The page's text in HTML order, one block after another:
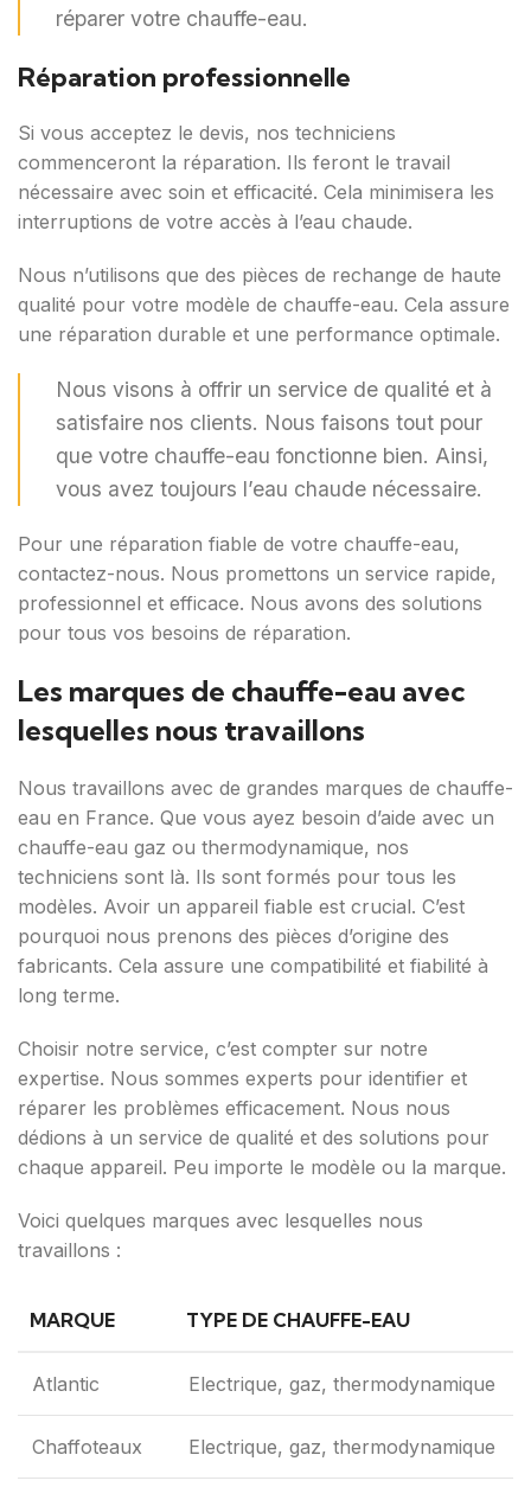
réparer votre chauffe-eau.
Réparation professionnelle
Si vous acceptez le devis, nos techniciens
commenceront la réparation. Ils feront le travail
nécessaire avec soin et efficacité. Cela minimisera les
interruptions de votre accès à l’eau chaude.
Nous n’utilisons que des pièces de rechange de haute
qualité pour votre modèle de chauffe-eau. Cela assure
une réparation durable et une performance optimale.
Nous visons à offrir un service de qualité et à
satisfaire nos clients. Nous faisons tout pour
que votre chauffe-eau fonctionne bien. Ainsi,
vous avez toujours l’eau chaude nécessaire.
Pour une réparation fiable de votre chauffe-eau,
contactez-nous. Nous promettons un service rapide,
professionnel et efficace. Nous avons des solutions
pour tous vos besoins de réparation.
Les marques de chauffe-eau avec
lesquelles nous travaillons
Nous travaillons avec de grandes marques de chauffe-
eau en France. Que vous ayez besoin d’aide avec un
chauffe-eau gaz ou thermodynamique, nos
techniciens sont là. Ils sont formés pour tous les
modèles. Avoir un appareil fiable est crucial. C’est
pourquoi nous prenons des pièces d’origine des
fabricants. Cela assure une compatibilité et fiabilité à
long terme.
Choisir notre service, c’est compter sur notre
expertise. Nous sommes experts pour identifier et
réparer les problèmes efficacement. Nous nous
dédions à un service de qualité et des solutions pour
chaque appareil. Peu importe le modèle ou la marque.
Voici quelques marques avec lesquelles nous
travaillons :
MARQUE TYPE DE CHAUFFE-EAU
Atlantic Electrique, gaz, thermodynamique
Chaffoteaux Electrique, gaz, thermodynamique